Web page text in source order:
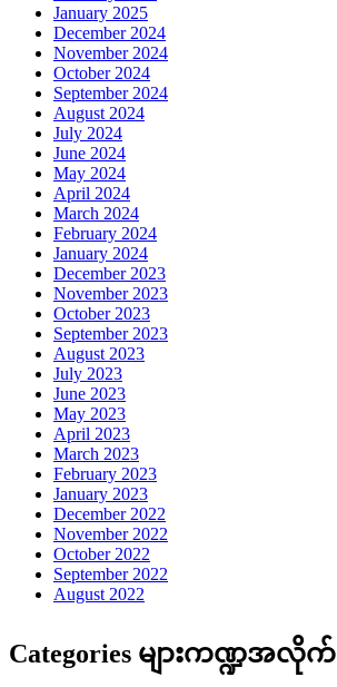
January 2025
December 2024
November 2024
October 2024
September 2024
August 2024
July 2024
June 2024
May 2024
April 2024
March 2024
February 2024
January 2024
December 2023
November 2023
October 2023
September 2023
August 2023
July 2023
June 2023
May 2023
April 2023
March 2023
February 2023
January 2023
December 2022
November 2022
October 2022
September 2022
August 2022
Categories များကဏ္ဍအလိုက်